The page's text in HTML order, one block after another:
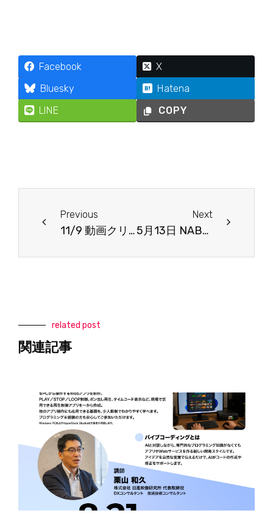
Facebook
X
Bluesky
Hatena
LINE
COPY
Previous
11/9 動画クリエーティブ寺子屋 in大阪 萬福寺 展示出展のお知らせ
Next
5月13日 NAB2026報告会＆ Blackmagic SMPTE-2110 放送システムの構築をめざして 開催のお知らせ
related post
関連記事